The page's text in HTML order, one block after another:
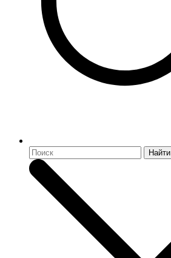
Найти